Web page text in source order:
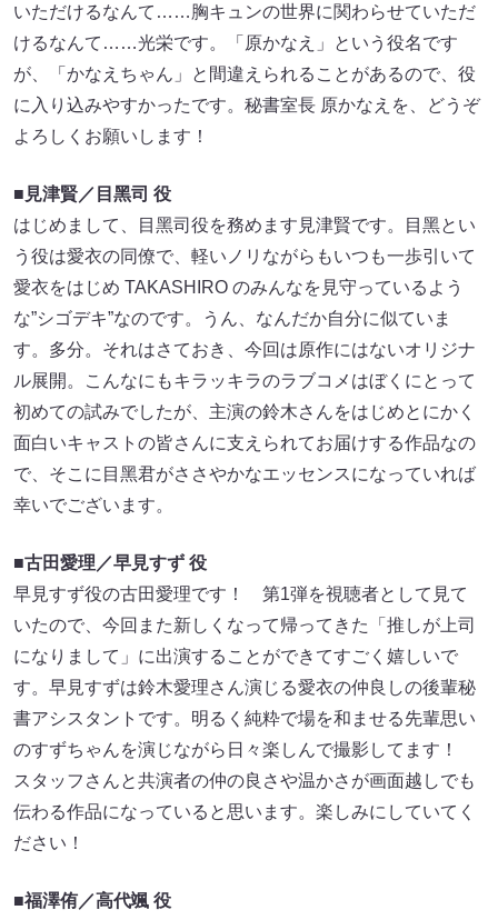
いただけるなんて……胸キュンの世界に関わらせていただ
けるなんて……光栄です。「原かなえ」という役名です
が、「かなえちゃん」と間違えられることがあるので、役
に⼊り込みやすかったです。秘書室⻑ 原かなえを、どうぞ
よろしくお願いします！
■⾒津賢／⽬⿊司 役
はじめまして、⽬⿊司役を務めます⾒津賢です。⽬⿊とい
う役は愛⾐の同僚で、軽いノリながらもいつも⼀歩引いて
愛⾐をはじめ TAKASHIRO のみんなを⾒守っているよう
な”シゴデキ”なのです。うん、なんだか⾃分に似ていま
す。多分。それはさておき、今回は原作にはないオリジナ
ル展開。こんなにもキラッキラのラブコメはぼくにとって
初めての試みでしたが、主演の鈴⽊さんをはじめとにかく
⾯⽩いキャストの皆さんに⽀えられてお届けする作品なの
で、そこに⽬⿊君がささやかなエッセンスになっていれば
幸いでございます。
■古⽥愛理／早⾒すず 役
早⾒すず役の古⽥愛理です！ 第1弾を視聴者として⾒て
いたので、今回また新しくなって帰ってきた「推しが上司
になりまして」に出演することができてすごく嬉しいで
す。早⾒すずは鈴⽊愛理さん演じる愛⾐の仲良しの後輩秘
書アシスタントです。明るく純粋で場を和ませる先輩思い
のすずちゃんを演じながら⽇々楽しんで撮影してます！
スタッフさんと共演者の仲の良さや温かさが画⾯越しでも
伝わる作品になっていると思います。楽しみにしていてく
ださい！
■福澤侑／⾼代颯 役